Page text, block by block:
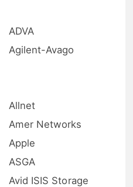
ADVA
Agilent-Avago
Allnet
Amer Networks
Apple
ASGA
Avid ISIS Storage